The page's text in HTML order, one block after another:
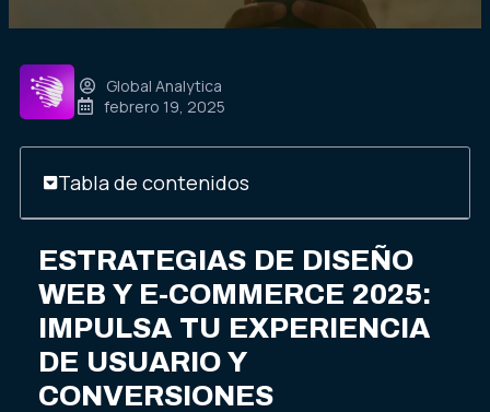
Global Analytica
febrero 19, 2025
Tabla de contenidos
ESTRATEGIAS DE DISEÑO
WEB Y E-COMMERCE 2025:
IMPULSA TU EXPERIENCIA
DE USUARIO Y
CONVERSIONES